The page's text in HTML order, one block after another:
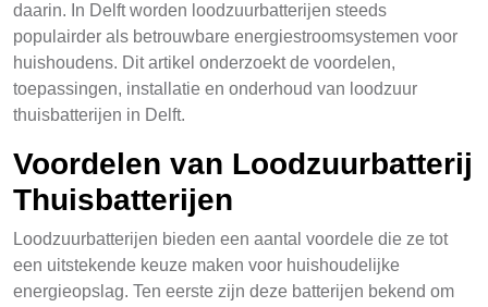
daarin. In Delft worden loodzuurbatterijen steeds
populairder als betrouwbare energiestroomsystemen voor
huishoudens. Dit artikel onderzoekt de voordelen,
toepassingen, installatie en onderhoud van loodzuur
thuisbatterijen in Delft.
Voordelen van Loodzuurbatterij
Thuisbatterijen
Loodzuurbatterijen bieden een aantal voordele die ze tot
een uitstekende keuze maken voor huishoudelijke
energieopslag. Ten eerste zijn deze batterijen bekend om